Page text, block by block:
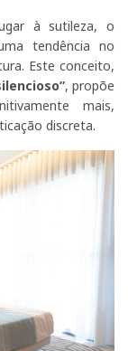
à sutileza, o
tendência no
Este conceito,
, propõe
mais,
discreta.